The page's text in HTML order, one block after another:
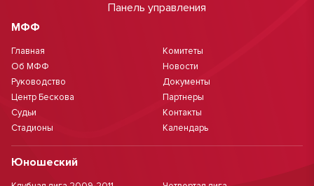
Панель управления
МФФ
Главная
Об МФФ
Руководство
Центр Бескова
Судьи
Стадионы
Комитеты
Новости
Документы
Партнеры
Контакты
Календарь
Юношеский